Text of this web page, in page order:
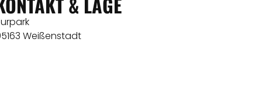
Weißenstadt